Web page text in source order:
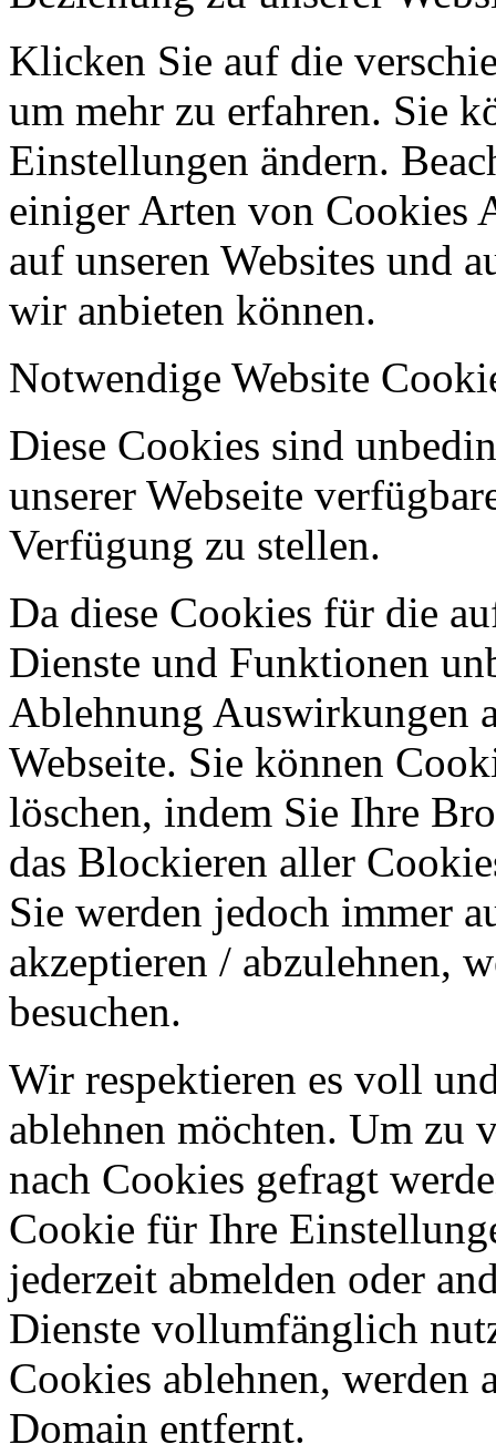
Klicken Sie auf die
um mehr zu erfahren. Sie
Einstellungen ändern.
einiger Arten von Cookies
auf unseren Websites und
wir anbieten können.
Notwendige Website
Diese Cookies sind
unserer Webseite
Verfügung zu stellen.
Da diese Cookies für die
Dienste und Funktionen
Ablehnung Auswirkungen
Webseite. Sie können
löschen, indem Sie Ihre
das Blockieren aller
Sie werden jedoch immer
akzeptieren / abzulehnen,
besuchen.
Wir respektieren es voll
ablehnen möchten. Um zu
nach Cookies gefragt
Cookie für Ihre
jederzeit abmelden oder
Dienste vollumfänglich
Cookies ablehnen, werden
Domain entfernt.